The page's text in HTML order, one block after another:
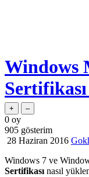
Windows
0 oy
905 gösterim
28 Haziran 2016
Windows 7 ve
Sertifikasınasıl